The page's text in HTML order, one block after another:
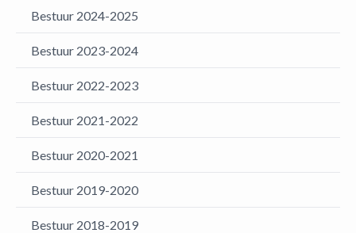
Bestuur 2024-2025
Bestuur 2023-2024
Bestuur 2022-2023
Bestuur 2021-2022
Bestuur 2020-2021
Bestuur 2019-2020
Bestuur 2018-2019